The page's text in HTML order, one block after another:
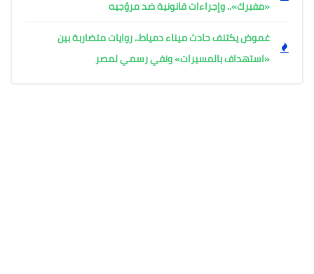
«مفبرك».. وإجراءات قانونية ضد مروّجيه
غموض يكتنف حادث ميناء دمياط.. روايات متضاربة بين
«استهداف بالمسيرات» ونفي رسمي لمصر